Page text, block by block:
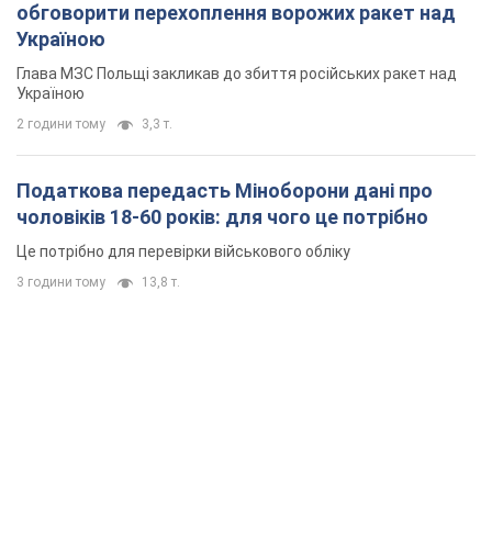
обговорити перехоплення ворожих ракет над
Україною
Глава МЗС Польщі закликав до збиття російських ракет над
Україною
2 години тому 3,3 т.
Податкова передасть Міноборони дані про
чоловіків 18-60 років: для чого це потрібно
Це потрібно для перевірки військового обліку
3 години тому 13,8 т.